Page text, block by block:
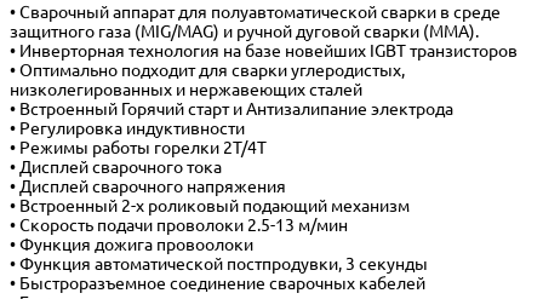
• Сварочный аппарат для полуавтоматической сварки в среде
защитного газа (MIG/MAG) и ручной дуговой сварки (ММА).
• Инверторная технология на базе новейших IGBT транзисторов
• Оптимально подходит для сварки углеродистых,
низколегированных и нержавеющих сталей
• Встроенный Горячий старт и Антизалипание электрода
• Регулировка индуктивности
• Режимы работы горелки 2Т/4Т
• Дисплей сварочного тока
• Дисплей сварочного напряжения
• Встроенный 2-х роликовый подающий механизм
• Скорость подачи проволоки 2.5-13 м/мин
• Функция дожига провоолоки
• Функция автоматической постпродувки, 3 секунды
• Быстроразъемное соединение сварочных кабелей